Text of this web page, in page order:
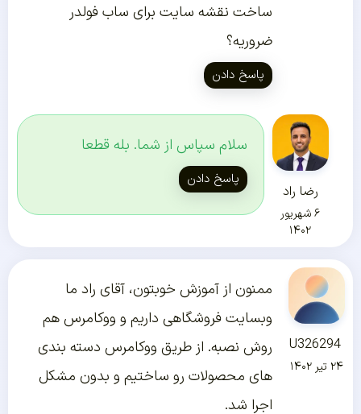
ساخت نقشه سایت برای ساب فولدر
ضروریه؟
پاسخ دادن
رضا راد
۶ شهریور
۱۴۰۲
سلام سپاس از شما. بله قطعا
پاسخ دادن
U326294
۲۴ تیر ۱۴۰۲
ممنون از آموزش خوبتون، آقای راد ما
وبسایت فروشگاهی داریم و ووکامرس هم
روش نصبه. از طریق ووکامرس دسته بندی
های محصولات رو ساختیم و بدون مشکل
اجرا شد.